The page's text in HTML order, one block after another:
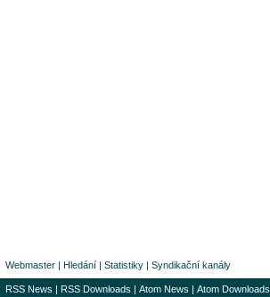
Webmaster | Hledání | Statistiky | Syndikační kanály
RSS News | RSS Downloads | Atom News | Atom Downloads